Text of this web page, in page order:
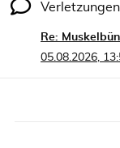
Re:
05.08.2026,